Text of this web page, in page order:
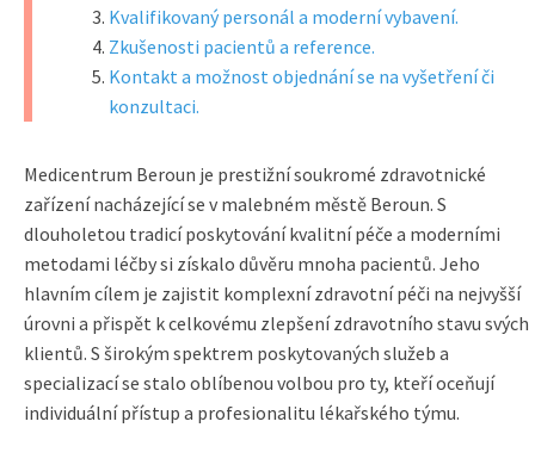
Kvalifikovaný personál a moderní vybavení.
Zkušenosti pacientů a reference.
Kontakt a možnost objednání se na vyšetření či
konzultaci.
Medicentrum Beroun je prestižní soukromé zdravotnické
zařízení nacházející se v malebném městě Beroun. S
dlouholetou tradicí poskytování kvalitní péče a moderními
metodami léčby si získalo důvěru mnoha pacientů. Jeho
hlavním cílem je zajistit komplexní zdravotní péči na nejvyšší
úrovni a přispět k celkovému zlepšení zdravotního stavu svých
klientů. S širokým spektrem poskytovaných služeb a
specializací se stalo oblíbenou volbou pro ty, kteří oceňují
individuální přístup a profesionalitu lékařského týmu.